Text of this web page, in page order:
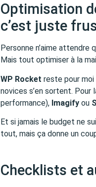
Optimisation
c’est juste
Personne n’aime
Mais tout optimiser à la
WP Rocket reste pour moi
novices s’en sortent. Pour
performance), Imagify ou
Et si jamais le budget ne
tout, mais ça donne un
Checklists et